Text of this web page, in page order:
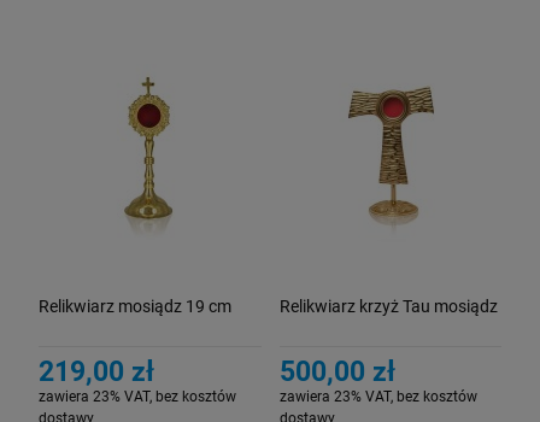
Relikwiarz mosiądz 19 cm
219,00 zł
zawiera 23% VAT, bez kosztów
Relikwiarz krzyż Tau mosiądz
500,00 zł
zawiera 23% VAT, bez kosztów